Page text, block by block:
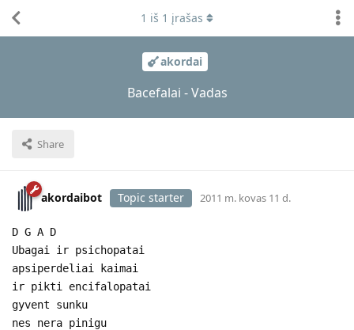
akordai
Bacefalai - Vadas
Share
1 iš 1 įrašas
akordaibot Topic starter 2011 m. kovas 11 d.
D G A D
Ubagai ir psichopatai
apsiperdeliai kaimai
ir pikti encifalopatai
gyvent sunku
nes nera pinigu